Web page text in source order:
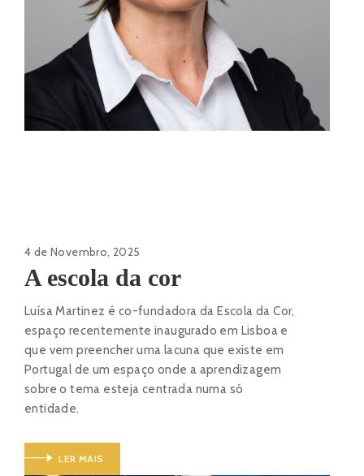
4 de Novembro, 2025
A escola da cor
Luísa Martinez é co-fundadora da Escola da Cor,
espaço recentemente inaugurado em Lisboa e
que vem preencher uma lacuna que existe em
Portugal de um espaço onde a aprendizagem
sobre o tema esteja centrada numa só
entidade.
LER MAIS